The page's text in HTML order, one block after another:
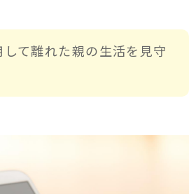
して離れた親の生活を見守